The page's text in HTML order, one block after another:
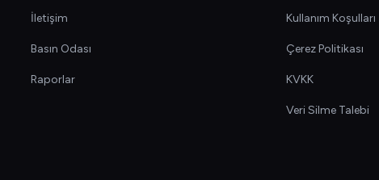
İletişim
Basın Odası
Raporlar
Kullanım Koşulları
Çerez Politikası
KVKK
Veri Silme Talebi